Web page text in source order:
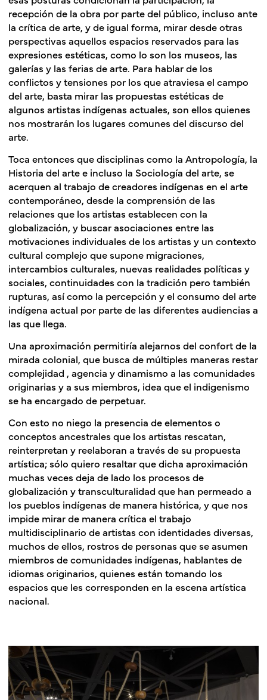
recepción de la obra por parte del público, incluso ante
la crítica de arte, y de igual forma, mirar desde otras
perspectivas aquellos espacios reservados para las
expresiones estéticas, como lo son los museos, las
galerías y las ferias de arte. Para hablar de los
conflictos y tensiones por los que atraviesa el campo
del arte, basta mirar las propuestas estéticas de
algunos artistas indígenas actuales, son ellos quienes
nos mostrarán los lugares comunes del discurso del
arte.
Toca entonces que disciplinas como la Antropología, la
Historia del arte e incluso la Sociología del arte, se
acerquen al trabajo de creadores indígenas en el arte
contemporáneo, desde la comprensión de las
relaciones que los artistas establecen con la
globalización, y buscar asociaciones entre las
motivaciones individuales de los artistas y un contexto
cultural complejo que supone migraciones,
intercambios culturales, nuevas realidades políticas y
sociales, continuidades con la tradición pero también
rupturas, así como la percepción y el consumo del arte
indígena actual por parte de las diferentes audiencias a
las que llega.
Una aproximación permitiría alejarnos del confort de la
mirada colonial, que busca de múltiples maneras restar
complejidad , agencia y dinamismo a las comunidades
originarias y a sus miembros, idea que el indigenismo
se ha encargado de perpetuar.
Con esto no niego la presencia de elementos o
conceptos ancestrales que los artistas rescatan,
reinterpretan y reelaboran a través de su propuesta
artística; sólo quiero resaltar que dicha aproximación
muchas veces deja de lado los procesos de
globalización y transculturalidad que han permeado a
los pueblos indígenas de manera histórica, y que nos
impide mirar de manera crítica el trabajo
multidisciplinario de artistas con identidades diversas,
muchos de ellos, rostros de personas que se asumen
miembros de comunidades indígenas, hablantes de
idiomas originarios, quienes están tomando los
espacios que les corresponden en la escena artística
nacional.